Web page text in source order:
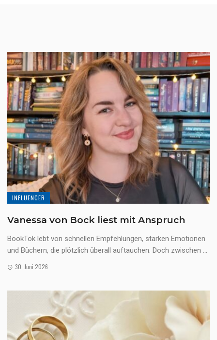
INFLUENCER
Vanessa von Bock liest mit Anspruch
BookTok lebt von schnellen Empfehlungen, starken Emotionen
und Büchern, die plötzlich überall auftauchen. Doch zwischen ...
30. Juni 2026